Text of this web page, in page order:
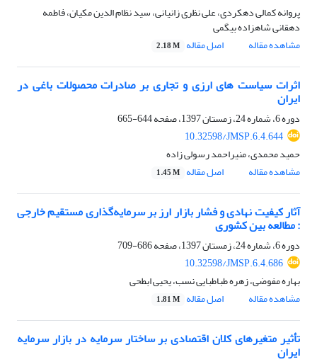
پروانه کمالی دهکردی، علی نظری زانیانی، سید نظام الدین مکیان، فاطمه
دهقانی شاهزاده بیگمی
مشاهده مقاله
اصل مقاله 2.18 M
اثرات سیاست های ارزی و تجاری بر صادرات محصولات باغی در
ایران
دوره 6، شماره 24، زمستان 1397، صفحه
644-665
10.32598/JMSP.6.4.644
حمید محمدی، منیراحمد رسولی زاده
مشاهده مقاله
اصل مقاله 1.45 M
آثار کیفیت نهادی و فشار بازار ارز بر سرمایه‌گذاری مستقیم خارجی
: مطالعه بین کشوری
دوره 6، شماره 24، زمستان 1397، صفحه
686-709
10.32598/JMSP.6.4.686
بهاره مفوضی، زهره طباطبایی نسب، یحیی ابطحی
مشاهده مقاله
اصل مقاله 1.81 M
تأثیر متغیرهای کلان اقتصادی بر ساختار سرمایه در بازار سرمایه
ایران